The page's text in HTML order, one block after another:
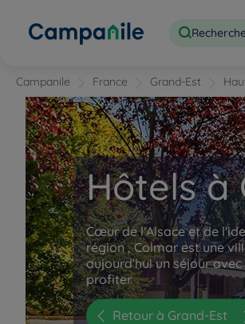
Campanile France Grand-Est
Hôtels à
Cœur de l'Alsace et de
région , Colmar est une
aujourd'hui un séjour
profiter.
Retour à Grand-Est